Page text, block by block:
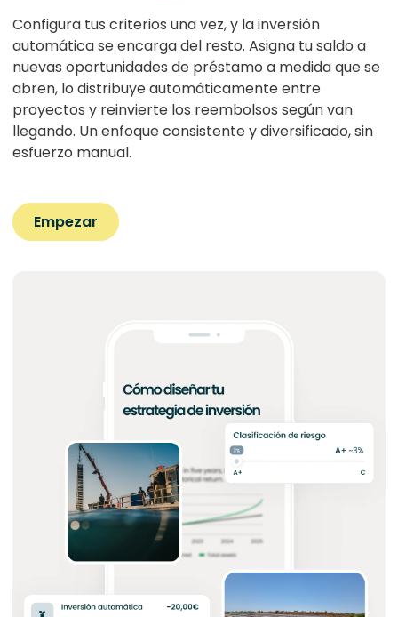
Configura tus criterios una vez, y la inversión
automática se encarga del resto. Asigna tu saldo a
nuevas oportunidades de préstamo a medida que se
abren, lo distribuye automáticamente entre
proyectos y reinvierte los reembolsos según van
llegando. Un enfoque consistente y diversificado, sin
esfuerzo manual.
Empezar